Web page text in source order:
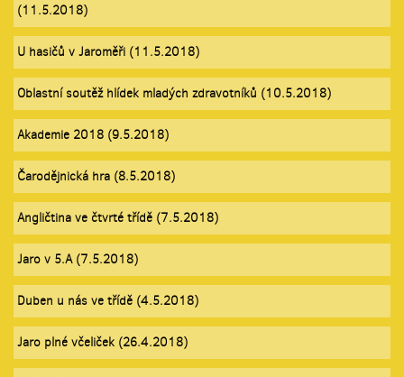
(11.5.2018)
U hasičů v Jaroměři (11.5.2018)
Oblastní soutěž hlídek mladých zdravotníků (10.5.2018)
Akademie 2018 (9.5.2018)
Čarodějnická hra (8.5.2018)
Angličtina ve čtvrté třídě (7.5.2018)
Jaro v 5.A (7.5.2018)
Duben u nás ve třídě (4.5.2018)
Jaro plné včeliček (26.4.2018)